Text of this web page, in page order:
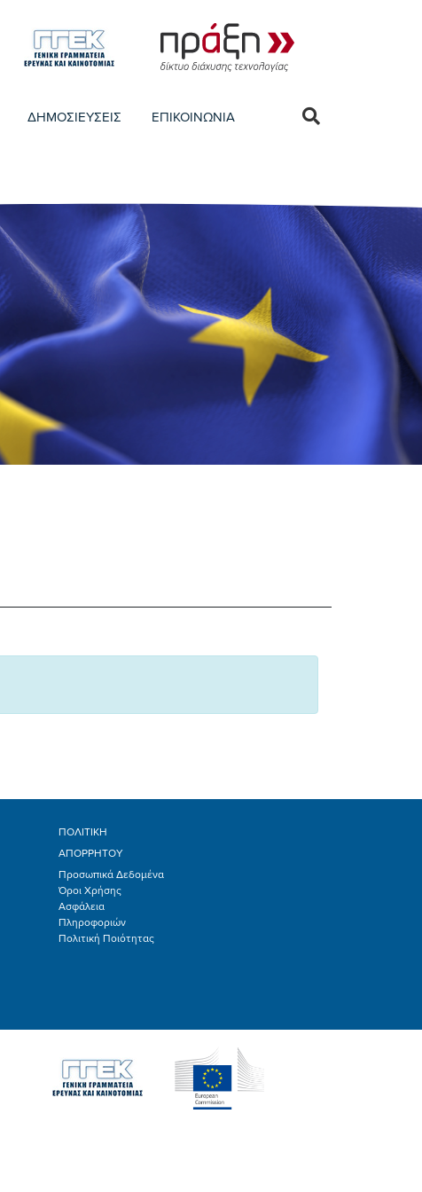
ΔΗΜΟΣΙΕΥΣΕΙΣ ΕΠΙΚΟΙΝΩΝΙΑ
ΠΟΛΙΤΙΚΗ
ΑΠΟΡΡΗΤΟΥ
Προσωπικά Δεδομένα
Όροι Χρήσης
Ασφάλεια
Πληροφοριών
Πολιτική Ποιότητας